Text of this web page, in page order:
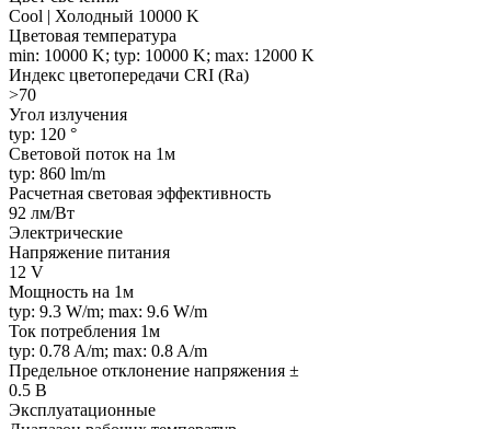
Cool | Холодный 10000 K
Цветовая температура
min: 10000 K; typ: 10000 K; max: 12000 K
Индекс цветопередачи CRI (Ra)
>70
Угол излучения
typ: 120 °
Световой поток на 1м
typ: 860 lm/m
Расчетная световая эффективность
92 лм/Вт
Электрические
Напряжение питания
12 V
Мощность на 1м
typ: 9.3 W/m; max: 9.6 W/m
Ток потребления 1м
typ: 0.78 A/m; max: 0.8 A/m
Предельное отклонение напряжения ±
0.5 В
Эксплуатационные